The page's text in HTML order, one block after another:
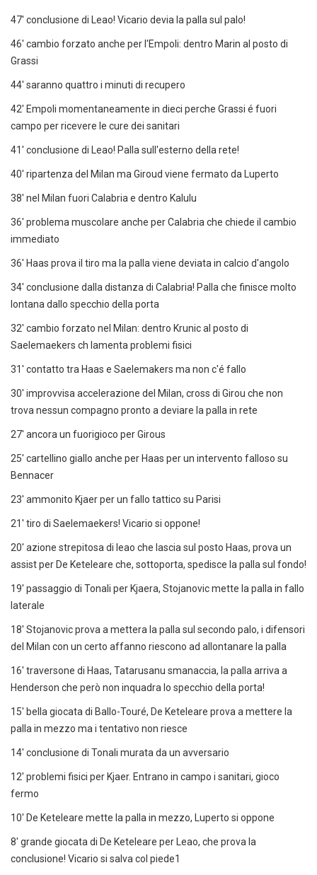
47' conclusione di Leao! Vicario devia la palla sul palo!
46' cambio forzato anche per l'Empoli: dentro Marin al posto di
Grassi
44' saranno quattro i minuti di recupero
42' Empoli momentaneamente in dieci perche Grassi é fuori
campo per ricevere le cure dei sanitari
41' conclusione di Leao! Palla sull'esterno della rete!
40' ripartenza del Milan ma Giroud viene fermato da Luperto
38' nel Milan fuori Calabria e dentro Kalulu
36' problema muscolare anche per Calabria che chiede il cambio
immediato
36' Haas prova il tiro ma la palla viene deviata in calcio d'angolo
34' conclusione dalla distanza di Calabria! Palla che finisce molto
lontana dallo specchio della porta
32' cambio forzato nel Milan: dentro Krunic al posto di
Saelemaekers ch lamenta problemi fisici
31' contatto tra Haas e Saelemakers ma non c'é fallo
30' improvvisa accelerazione del Milan, cross di Girou che non
trova nessun compagno pronto a deviare la palla in rete
27' ancora un fuorigioco per Girous
25' cartellino giallo anche per Haas per un intervento falloso su
Bennacer
23' ammonito Kjaer per un fallo tattico su Parisi
21' tiro di Saelemaekers! Vicario si oppone!
20' azione strepitosa di leao che lascia sul posto Haas, prova un
assist per De Keteleare che, sottoporta, spedisce la palla sul fondo!
19' passaggio di Tonali per Kjaera, Stojanovic mette la palla in fallo
laterale
18' Stojanovic prova a mettera la palla sul secondo palo, i difensori
del Milan con un certo affanno riescono ad allontanare la palla
16' traversone di Haas, Tatarusanu smanaccia, la palla arriva a
Henderson che però non inquadra lo specchio della porta!
15' bella giocata di Ballo-Touré, De Keteleare prova a mettere la
palla in mezzo ma i tentativo non riesce
14' conclusione di Tonali murata da un avversario
12' problemi fisici per Kjaer. Entrano in campo i sanitari, gioco
fermo
10' De Keteleare mette la palla in mezzo, Luperto si oppone
8' grande giocata di De Keteleare per Leao, che prova la
conclusione! Vicario si salva col piede1